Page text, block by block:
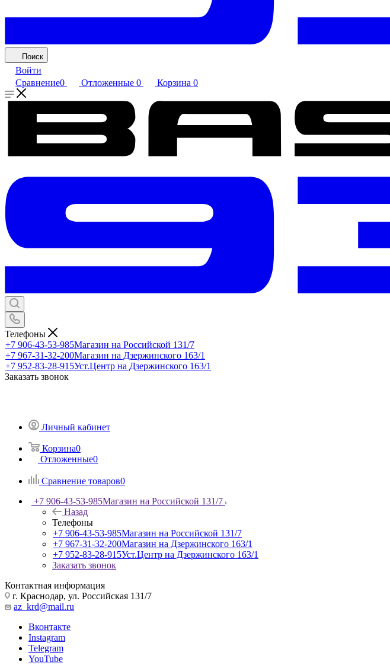
Поиск
Войти
Сравнение0 Отложенные 0 Корзина 0
Телефоны
+7 906-43-53-985Магазин на Российской 131/7
+7 967-31-32-200Магазин на Дзержинского 163/1
+7 952-83-28-915Уст.Центр на Дзержинского 163/1
Заказать звонок
Личный кабинет
Корзина0
Отложенные0
Сравнение товаров0
+7 906-43-53-985Магазин на Российской 131/7
Назад
Телефоны
+7 906-43-53-985Магазин на Российской 131/7
+7 967-31-32-200Магазин на Дзержинского 163/1
+7 952-83-28-915Уст.Центр на Дзержинского 163/1
Заказать звонок
Контактная информация
г. Краснодар, ул. Российская 131/7
az_krd@mail.ru
Вконтакте
Instagram
Telegram
YouTube